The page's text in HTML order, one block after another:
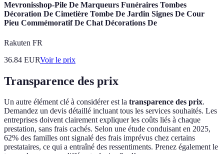
Mevronisshop-Pile De Marqueurs Funéraires Tombes
Décoration De Cimetière Tombe De Jardin Signes De Cour
Pieu Commémoratif De Chat Décorations De
Rakuten FR
36.84 EURVoir le prix
Transparence des prix
Un autre élément clé à considérer est la transparence des prix.
Demandez un devis détaillé incluant tous les services souhaités. Les
entreprises doivent clairement expliquer les coûts liés à chaque
prestation, sans frais cachés. Selon une étude conduisant en 2025,
62% des familles ont signalé des frais imprévus chez certains
prestataires, ce qui a entraîné des ressentiments. Prenez également le